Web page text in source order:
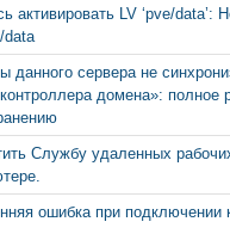
активировать LV ‘pve/data’:
data
данного сервера не
домена»: полное
Службу удаленных
ошибка при подключении